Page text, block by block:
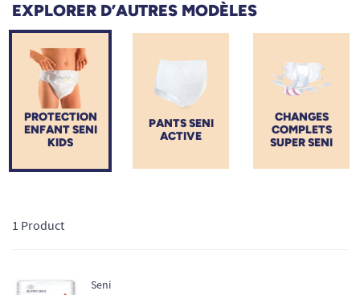
EXPLORER D’AUTRES MODÈLES
PANTS SENI
ACTIVE
CHANGES
COMPLETS
SUPER SENI
PROTECTION
ENFANT SENI
KIDS
1 Product
Seni